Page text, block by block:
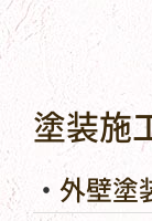
塗装施
外壁塗